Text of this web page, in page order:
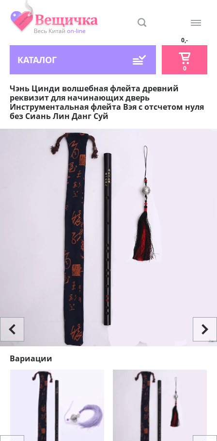
КАТАЛОГ
0,-
0
Чэнь Цинди волшебная флейта древний
реквизит для начинающих дверь
Инструментальная флейта Вэя с отсчетом нуля
без Сиань Лин Данг Суй
Вариации